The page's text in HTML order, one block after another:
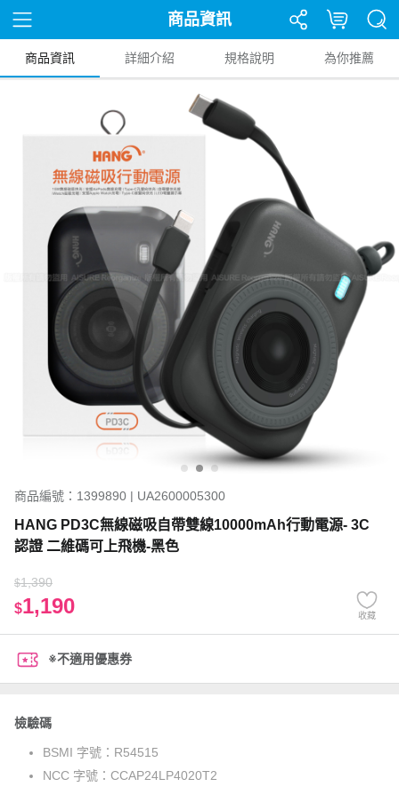
商品資訊
商品資訊 詳細介紹 規格說明 為你推薦
商品編號：1399890 | UA2600005300
HANG PD3C無線磁吸自帶雙線10000mAh行動電源- 3C
認證 二維碼可上飛機-黑色
$1,390
$1,190 收藏
※不適用優惠券
檢驗碼
BSMI 字號： R54515
NCC 字號： CCAP24LP4020T2